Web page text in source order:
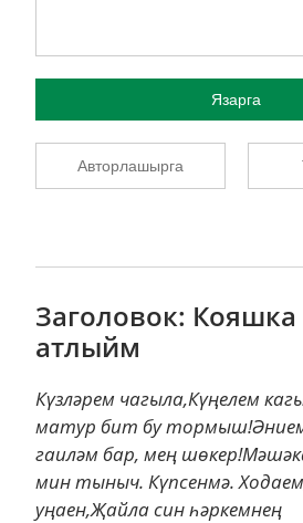
Язарга
Авторлашырга
Заголовок: Кояшка
атлыйм
Күзләрем чагыла,Күңелем
матур бит бу тормыш!Әнием
гаиләм бар, мең
мин тыныч. Күпсенмә.
уңаен,Җайла син һәркемнең